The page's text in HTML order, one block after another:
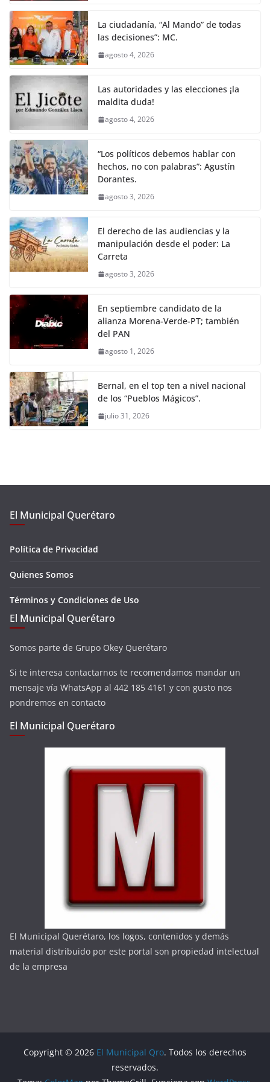
La ciudadanía, “Al Mando” de todas
las decisiones”: MC.
agosto 4, 2026
Las autoridades y las elecciones ¡la
maldita duda!
agosto 4, 2026
“Los políticos debemos hablar con
hechos, no con palabras”: Agustín
Dorantes.
agosto 3, 2026
El derecho de las audiencias y la
manipulación desde el poder: La
Carreta
agosto 3, 2026
En septiembre candidato de la
alianza Morena-Verde-PT; también
del PAN
agosto 1, 2026
Bernal, en el top ten a nivel nacional
de los “Pueblos Mágicos”.
julio 31, 2026
El Municipal Querétaro
Política de Privacidad
Quienes Somos
Términos y Condiciones de Uso
El Municipal Querétaro
Somos parte de Grupo Okey Querétaro
Si te interesa contactarnos te recomendamos mandar un
mensaje vía WhatsApp al 442 185 4161 y con gusto nos
pondremos en contacto
El Municipal Querétaro
El Municipal Querétaro, los logos, contenidos y demás
material distribuido por este portal son propiedad intelectual
de la empresa
Copyright © 2026 El Municipal Qro. Todos los derechos
reservados.